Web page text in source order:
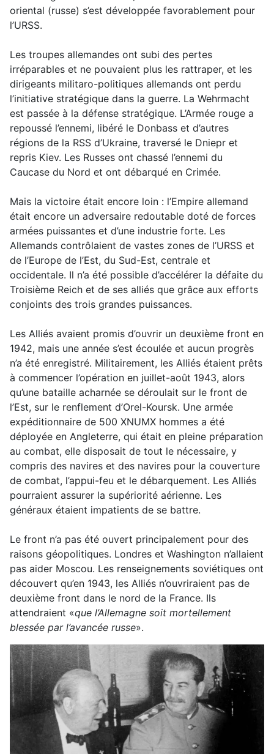
oriental (russe) s’est développée favorablement pour
l’URSS.
Les troupes allemandes ont subi des pertes
irréparables et ne pouvaient plus les rattraper, et les
dirigeants militaro-politiques allemands ont perdu
l’initiative stratégique dans la guerre. La Wehrmacht
est passée à la défense stratégique. L’Armée rouge a
repoussé l’ennemi, libéré le Donbass et d’autres
régions de la RSS d’Ukraine, traversé le Dniepr et
repris Kiev. Les Russes ont chassé l’ennemi du
Caucase du Nord et ont débarqué en Crimée.
Mais la victoire était encore loin : l’Empire allemand
était encore un adversaire redoutable doté de forces
armées puissantes et d’une industrie forte. Les
Allemands contrôlaient de vastes zones de l’URSS et
de l’Europe de l’Est, du Sud-Est, centrale et
occidentale. Il n’a été possible d’accélérer la défaite du
Troisième Reich et de ses alliés que grâce aux efforts
conjoints des trois grandes puissances.
Les Alliés avaient promis d’ouvrir un deuxième front en
1942, mais une année s’est écoulée et aucun progrès
n’a été enregistré. Militairement, les Alliés étaient prêts
à commencer l’opération en juillet-août 1943, alors
qu’une bataille acharnée se déroulait sur le front de
l’Est, sur le renflement d’Orel-Koursk. Une armée
expéditionnaire de 500 XNUMX hommes a été
déployée en Angleterre, qui était en pleine préparation
au combat, elle disposait de tout le nécessaire, y
compris des navires et des navires pour la couverture
de combat, l’appui-feu et le débarquement. Les Alliés
pourraient assurer la supériorité aérienne. Les
généraux étaient impatients de se battre.
Le front n’a pas été ouvert principalement pour des
raisons géopolitiques. Londres et Washington n’allaient
pas aider Moscou. Les renseignements soviétiques ont
découvert qu’en 1943, les Alliés n’ouvriraient pas de
deuxième front dans le nord de la France. Ils
attendraient «que l’Allemagne soit mortellement
blessée par l’avancée russe».